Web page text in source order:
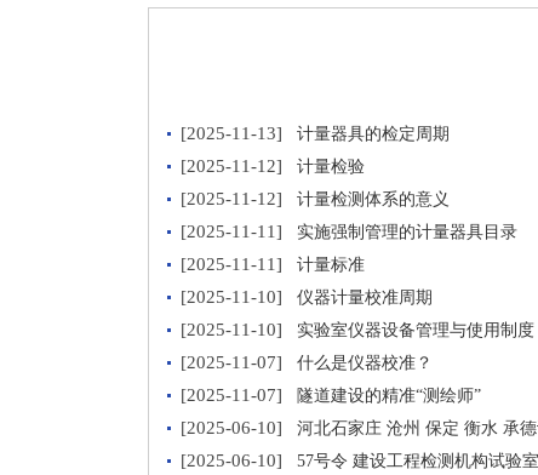
[2025-11-13] 计量器具的检定周期
[2025-11-12] 计量检验
[2025-11-12] 计量检测体系的意义
[2025-11-11] 实施强制管理的计量器具目录
[2025-11-11] 计量标准
[2025-11-10] 仪器计量校准周期
[2025-11-10] 实验室仪器设备管理与使用制度
[2025-11-07] 什么是仪器校准？
[2025-11-07] 隧道建设的精准“测绘师”
[2025-06-10] 河北石家庄 沧州 保定 衡水 承
[2025-06-10] 57号令 建设工程检测机构试验